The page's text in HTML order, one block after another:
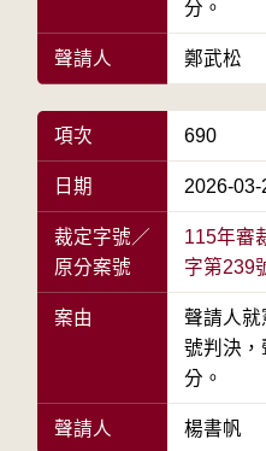
分。
聲請人 鄭武松
項次 690
日期 2026-03-
裁定字號／
原分案號
115年審
字第239
案由
聲請人
號判決，
分。
聲請人 楊書帆